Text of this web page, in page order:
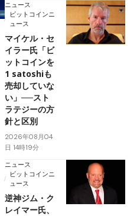
ニュース
ビットコインニ
ュース
マイケル・セ
イラー氏「ビ
ットコインを
1 satoshiも
売却していな
い」──スト
ラテジーの方
針と区別
2026年08月04
日 14時19分
ニュース
ビットコインニ
ュース
逆神ジム・ク
レイマー氏、